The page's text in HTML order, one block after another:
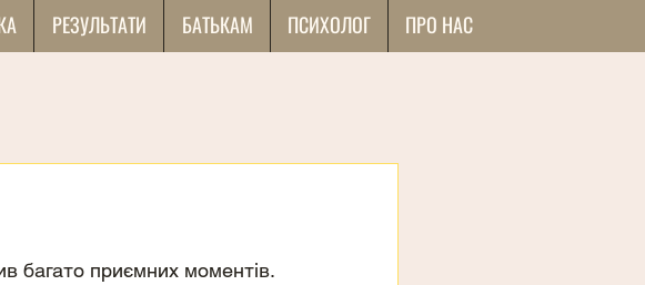
РЕЗУЛЬТАТИ БАТЬКАМ ПСИХОЛОГ ПРО НАС
багато приємних моментів.